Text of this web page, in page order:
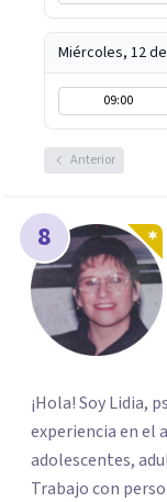
Miércoles, 12
09:00
Anterior
8
¡Hola! Soy Lidia,
experiencia en el
adolescentes,
Trabajo con